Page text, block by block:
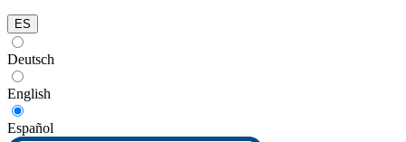
ES
Deutsch
English
Español